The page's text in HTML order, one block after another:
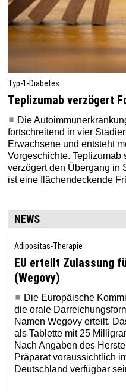
Typ‑1‑Diabetes
Teplizumab verzögert
Die
fortschreitend in vier
Erwachsene und entsteht
Vorgeschichte. Teplizumab
verzögert den Übergang in
ist eine flächendeckende
NEWS
Adipositas-Therapie
EU erteilt Zulassung
(Wegovy)
Die Europäische
die orale
Namen Wegovy erteilt.
als Tablette mit 25
Nach Angaben des
Präparat voraussichtlich
Deutschland verfügbar